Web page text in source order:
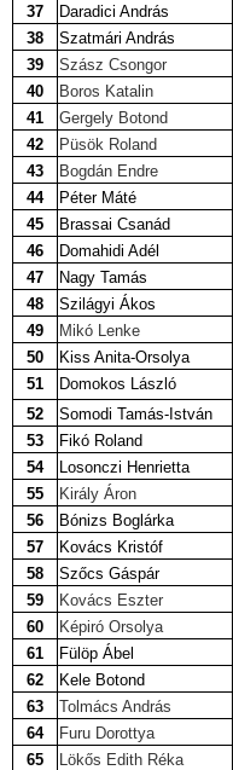
37
Daradici András
38
Szatmári András
39
Szász Csongor
40
Boros Katalin
41
Gergely Botond
42
Püsök Roland
43
Bogdán Endre
44
Péter Máté
45
Brassai Csanád
46
Domahidi Adél
47
Nagy Tamás
48
Szilágyi Ákos
49
Mikó Lenke
50
Kiss Anita-Orsolya
51
Domokos László
52
Somodi Tamás-István
53
Fikó Roland
54
Losonczi Henrietta
55
Király Áron
56
Bónizs Boglárka
57
Kovács Kristóf
58
Szőcs Gáspár
59
Kovács Eszter
60
Képiró Orsolya
61
Fülöp Ábel
62
Kele Botond
63
Tolmács András
64
Furu Dorottya
65
Lökős Edith Réka